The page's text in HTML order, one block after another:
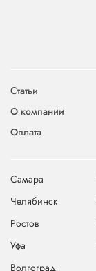
Статьи
О компании
Оплата
Самара
Челябинск
Ростов
Уфа
Волгоград